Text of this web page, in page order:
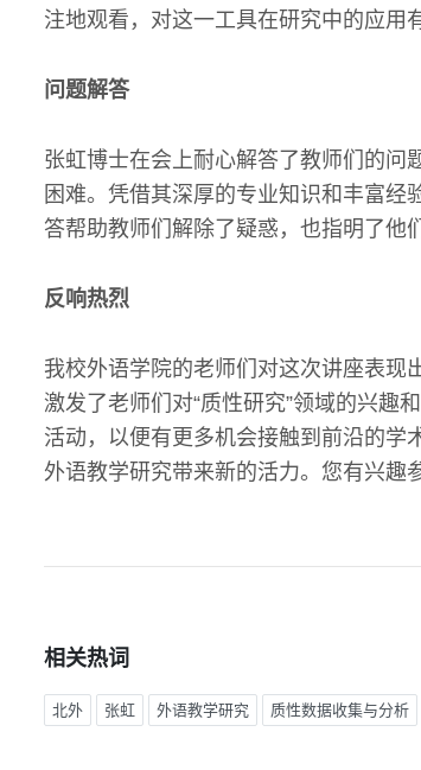
注地观看，对这一工具在研究中的应用
问题解答
张虹博士在会上耐心解答了教师们的问
困难。凭借其深厚的专业知识和丰富
答帮助教师们解除了疑惑，也指明了他
反响热烈
我校外语学院的老师们对这次讲座表现
激发了老师们对“质性研究”领域的兴趣
活动，以便有更多机会接触到前沿的学
外语教学研究带来新的活力。您有兴趣
相关热词
北外 张虹 外语教学研究 质性数据收集与分析